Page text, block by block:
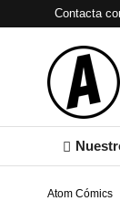
Contacta
Atom Cómics